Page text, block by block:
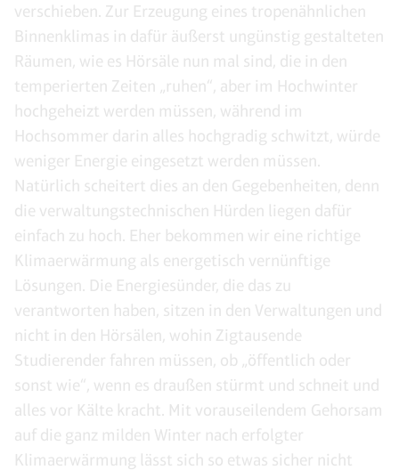
verschieben. Zur Erzeugung eines tropenähnlichen
Binnenklimas in dafür äußerst ungünstig gestalteten
Räumen, wie es Hörsäle nun mal sind, die in den
temperierten Zeiten „ruhen“, aber im Hochwinter
hochgeheizt werden müssen, während im
Hochsommer darin alles hochgradig schwitzt, würde
weniger Energie eingesetzt werden müssen.
Natürlich scheitert dies an den Gegebenheiten, denn
die verwaltungstechnischen Hürden liegen dafür
einfach zu hoch. Eher bekommen wir eine richtige
Klimaerwärmung als energetisch vernünftige
Lösungen. Die Energiesünder, die das zu
verantworten haben, sitzen in den Verwaltungen und
nicht in den Hörsälen, wohin Zigtausende
Studierender fahren müssen, ob „öffentlich oder
sonst wie“, wenn es draußen stürmt und schneit und
alles vor Kälte kracht. Mit vorauseilendem Gehorsam
auf die ganz milden Winter nach erfolgter
Klimaerwärmung lässt sich so etwas sicher nicht